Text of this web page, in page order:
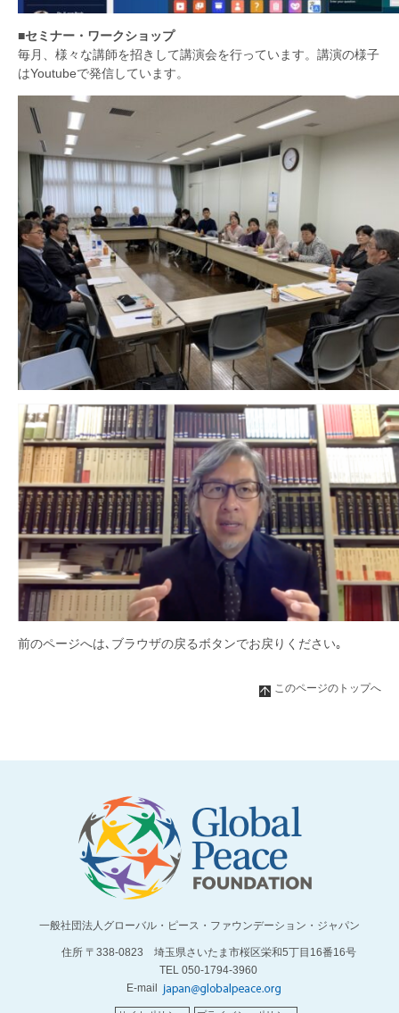
■セミナー・ワークショップ
毎月、様々な講師を招きして講演会を行っています。講演の様子
はYoutubeで発信しています。
前のページへは､ブラウザの戻るボタンでお戻りください｡
このページのトップへ
一般社団法人グローバル・ピース・ファウンデーション・ジャパン
住所 〒338-0823 埼玉県さいたま市桜区栄和5丁目16番16号
TEL 050-1794-3960
E-mail